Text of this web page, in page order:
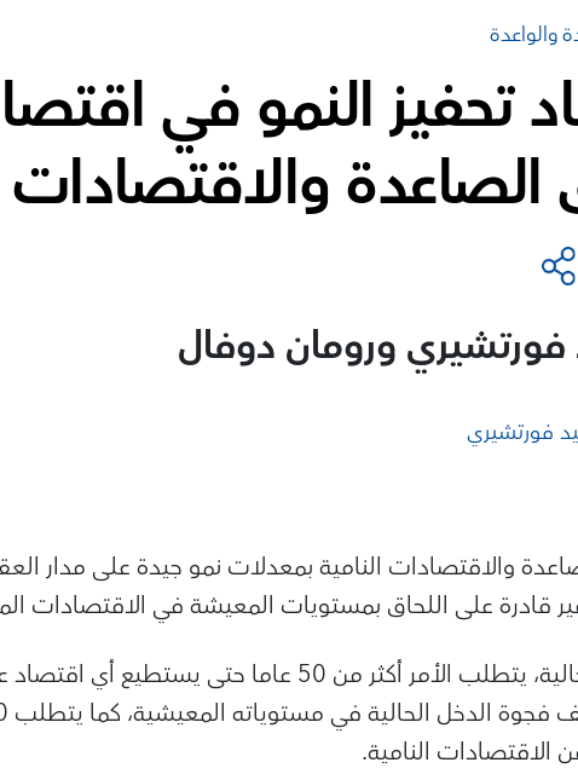
والواعدة
تحفيز النمو في
الصاعدة والاقتصادات
فورتشيري ورومان دوفال
فورتشيري
والاقتصادات النامية بمعدلات نمو جيدة على مدار
غير قادرة على اللحاق بمستويات المعيشة في الاقتصادات
وبمعدلات النمو الحالية، يتطلب الأمر أكثر من 50 عاما
الاقتصادات النامية.